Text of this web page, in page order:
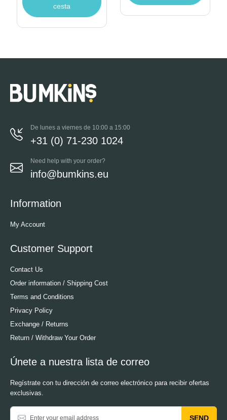
cesta
De lunes a viernes de 10:00 a 15:00
+31 (0) 71-230 1024
Need help with your order?
info@bumkins.eu
Information
My Account
Customer Support
Contact Us
Order information / Shipping Cost
Terms and Conditions
Privacy Policy
Exchange / Returns
Return / Withdraw Your Order
Únete a nuestra lista de correo
Regístrate con tu dirección de correo electrónico para recibir ofertas
exclusivas.
SEND